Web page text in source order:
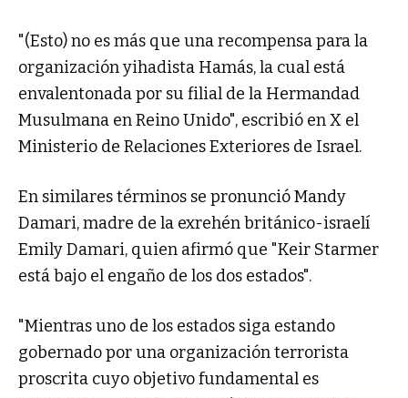
"(Esto) no es más que una recompensa para la
organización yihadista Hamás, la cual está
envalentonada por su filial de la Hermandad
Musulmana en Reino Unido", escribió en X el
Ministerio de Relaciones Exteriores de Israel.
En similares términos se pronunció Mandy
Damari, madre de la exrehén británico-israelí
Emily Damari, quien afirmó que "Keir Starmer
está bajo el engaño de los dos estados".
"Mientras uno de los estados siga estando
gobernado por una organización terrorista
proscrita cuyo objetivo fundamental es